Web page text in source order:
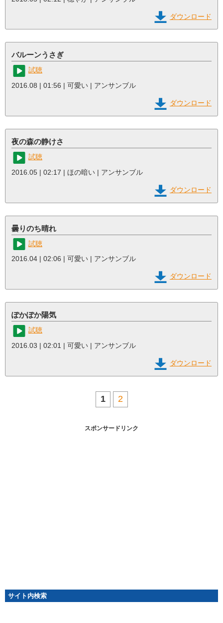
ダウンロード
バルーンうさぎ
試聴
2016.08 | 01:56 | 可愛い | アンサンブル
ダウンロード
夜の森の静けさ
試聴
2016.05 | 02:17 | ほの暗い | アンサンブル
ダウンロード
曇りのち晴れ
試聴
2016.04 | 02:06 | 可愛い | アンサンブル
ダウンロード
ぽかぽか陽気
試聴
2016.03 | 02:01 | 可愛い | アンサンブル
ダウンロード
1 2
スポンサードリンク
サイト内検索